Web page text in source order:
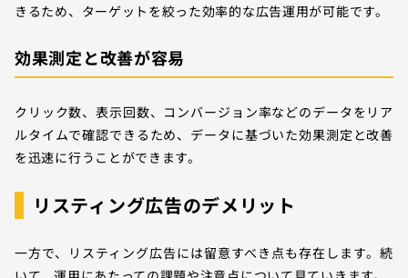
きるため、ターゲットを絞った効率的な広告運用が可能です。
効果測定と改善が容易
クリック数、表示回数、コンバージョン率などのデータをリア
ルタイムで確認できるため、データに基づいた効果測定と改善
を迅速に行うことができます。
リスティング広告のデメリット
一方で、リスティング広告には留意すべき点も存在します。続